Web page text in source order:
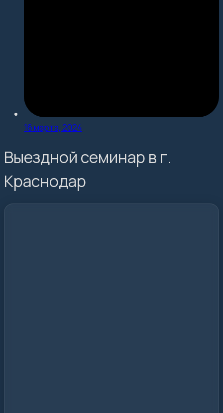
16 марта, 2024
Выездной семинар в г.
Краснодар